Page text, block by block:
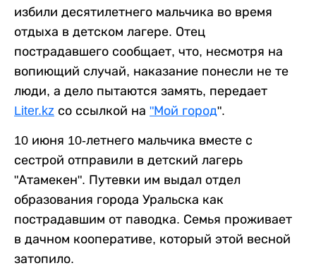
избили десятилетнего мальчика во время
отдыха в детском лагере. Отец
пострадавшего сообщает, что, несмотря на
вопиющий случай, наказание понесли не те
люди, а дело пытаются замять, передает
Liter.kz со ссылкой на "Мой город".
10 июня 10-летнего мальчика вместе с
сестрой отправили в детский лагерь
"Атамекен". Путевки им выдал отдел
образования города Уральска как
пострадавшим от паводка. Семья проживает
в дачном кооперативе, который этой весной
затопило.